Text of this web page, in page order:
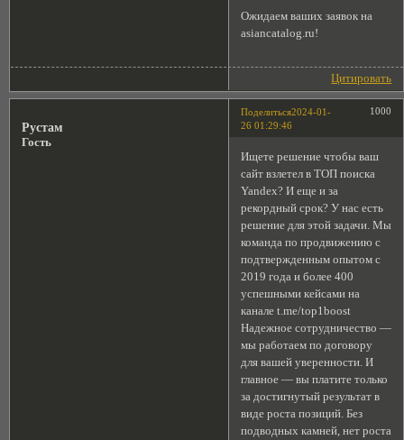
Ожидаем ваших заявок на
asiancatalog.ru!
Цитировать
Поделиться 1000
2024-01-
26 01:29:46
Рустам
Гость
Ищете решение чтобы ваш
сайт взлетел в ТОП поиска
Yandex? И еще и за
рекордный срок? У нас есть
решение для этой задачи. Мы
команда по продвижению с
подтвержденным опытом с
2019 года и более 400
успешными кейсами на
канале t.me/top1boost
Надежное сотрудничество —
мы работаем по договору
для вашей уверенности. И
главное — вы платите только
за достигнутый результат в
виде роста позиций. Без
подводных камней, нет роста